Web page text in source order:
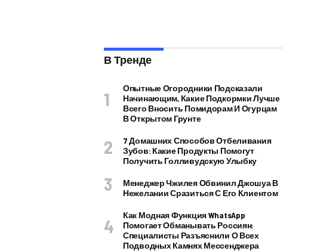
В Тренде
Опытные Огородники Подсказали
Начинающим, Какие Подкормки Лучше
Всего Вносить Помидорам И Огурцам
В Открытом Грунте
7 Домашних Способов Отбеливания
Зубов: Какие Продукты Помогут
Получить Голливудскую Улыбку
Менеджер Чжилея Обвинил Джошуа В
Нежелании Сразиться С Его Клиентом
Как Модная Функция WhatsApp
Помогает Обманывать Россиян:
Специалисты Разъяснили О Всех
Подводных Камнях Мессенджера